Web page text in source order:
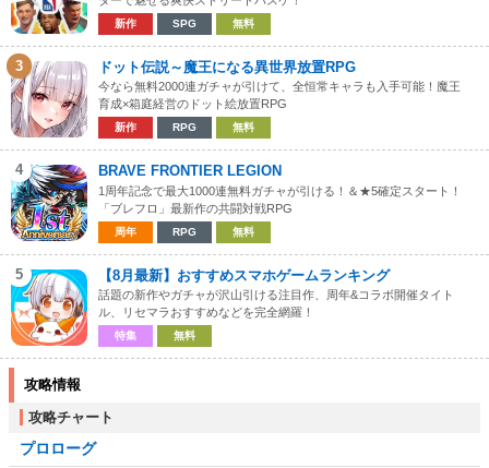
新作 SPG 無料
3 ドット伝説～魔王になる異世界放置RPG
今なら無料2000連ガチャが引けて、全恒常キャラも入手可能！魔王
育成×箱庭経営のドット絵放置RPG
新作 RPG 無料
4 BRAVE FRONTIER LEGION
1周年記念で最大1000連無料ガチャが引ける！＆★5確定スタート！
「ブレフロ」最新作の共闘対戦RPG
周年 RPG 無料
5 【8月最新】おすすめスマホゲームランキング
話題の新作やガチャが沢山引ける注目作、周年&コラボ開催タイト
ル、リセマラおすすめなどを完全網羅！
特集 無料
攻略情報
攻略チャート
プロローグ